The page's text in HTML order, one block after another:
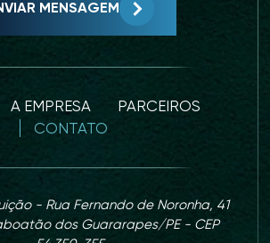
MENSAGEM
A EMPRESA
PARCEIROS
CONTATO
- Rua Fernando de Noronha, 41
dos Guararapes/PE - CEP